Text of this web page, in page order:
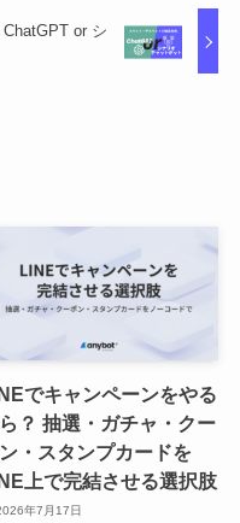
ChatGPT or シ
でキャンペーンをやる
？ 抽選・ガチャ・クー
・スタンプカードを
上で完結させる選択肢
年7月17日